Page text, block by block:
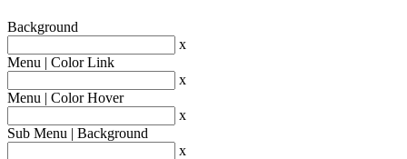
Background
x
Menu | Color Link
x
Menu | Color Hover
x
Sub Menu | Background
x